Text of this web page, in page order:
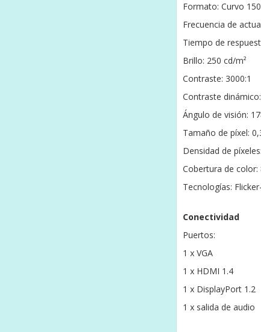
Formato: Curvo
Frecuencia de
Tiempo de
Brillo: 250 cd/m²
Contraste: 3000:1
Contraste
Ángulo de visión:
Tamaño de píxel:
Densidad de
Cobertura de color:
Tecnologías:
Conectividad
Puertos:
1 x VGA
1 x HDMI 1.4
1 x DisplayPort 1.2
1 x salida de audio